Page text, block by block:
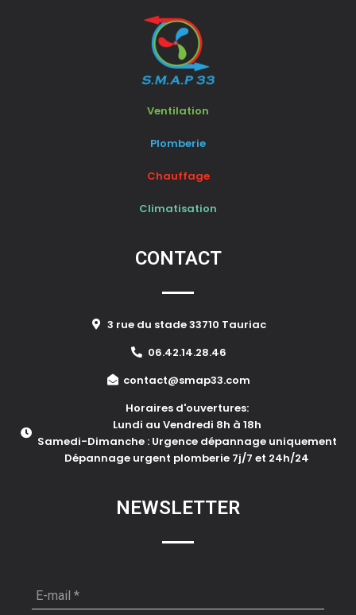
Ventilation
Plomberie
Chauffage
Climatisation
CONTACT
3 rue du stade 33710 Tauriac
06.42.14.28.46
contact@smap33.com
Horaires d'ouvertures:
Lundi au Vendredi 8h à 18h
Samedi-Dimanche : Urgence dépannage uniquement
Dépannage urgent plomberie 7j/7 et 24h/24
NEWSLETTER
E-
mail